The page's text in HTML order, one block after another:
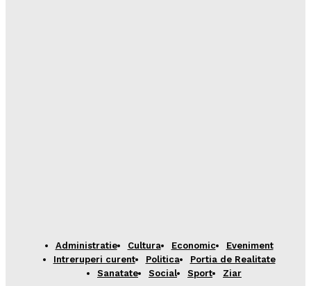
Administratie Cultura Economic
Eveniment
Intreruperi curent
Politica
Portia de Realitate
Sanatate
Social Sport Ziar